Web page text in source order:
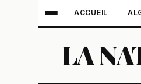
ACCUEIL
LA